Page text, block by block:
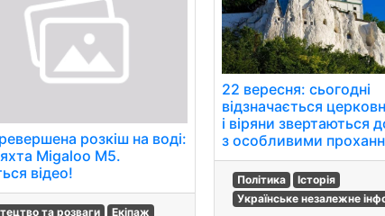
розкіш на воді:
Migaloo M5.
відео!
та розваги Екіпаж
22 вересня: сьогодні
відзначається
і віряни звертаються
з особливими
Політика
Історія
Українське незалежне